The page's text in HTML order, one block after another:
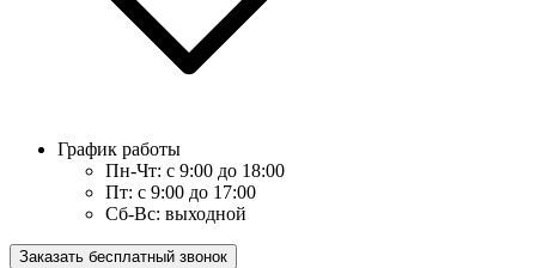
График работы
Пн-Чт: с 9:00 до 18:00
Пт: с 9:00 до 17:00
Сб-Вс: выходной
Заказать бесплатный звонок